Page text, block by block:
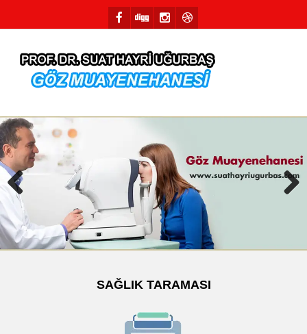
Previous
SAĞLIK TARAMASI